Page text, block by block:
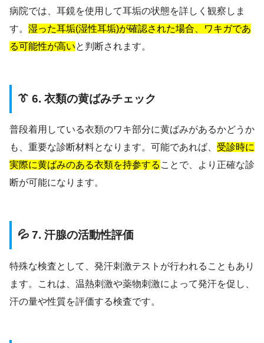
病院では、耳鏡を使用して耳垢の状態を詳しく観察しま
す。 湿った耳垢(湿性耳垢)が確認された場合、ワキガであ
る可能性が高いと判断されます。
👔 6. 衣類の黄ばみチェック
普段着用している衣類のワキ部分に黄ばみがあるかどうか
も、重要な診断材料となります。可能であれば、 受診時に
実際に黄ばみのある衣類を持参する ことで、より正確な診
断が可能になります。
💦 7. 汗腺の活動性評価
特殊な検査として、発汗刺激テストが行われることもあり
ます。これは、温熱刺激や薬物刺激によって発汗を促し、
汗の量や性質を評価する検査です。